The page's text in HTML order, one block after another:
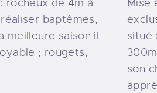
rocheux de 4m à
baptêmes,
meilleure saison il
; rougets,
Mise
situé
son